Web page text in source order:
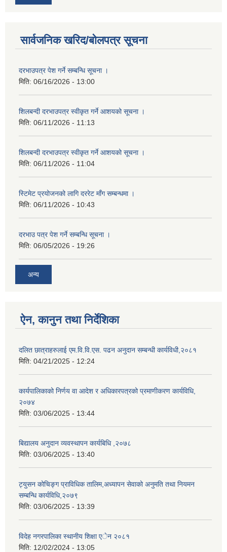
सार्वजनिक खरिद/बोलपत्र सूचना
दरभाउपत्र पेश गर्ने सम्बन्धि सूचना ।
मिति: 06/16/2026 - 13:00
शिलबन्दी दरभाउपत्र स्वीकृत गर्ने आशयको सूचना ।
मिति: 06/11/2026 - 11:13
शिलबन्दी दरभाउपत्र स्वीकृत गर्ने आशयको सूचना ।
मिति: 06/11/2026 - 11:04
स्टिमेट प्रयोजनको लागि दररेट माँग सम्बन्धमा ।
मिति: 06/11/2026 - 10:43
दरभाउ पत्र पेश गर्ने सम्बन्धि सूचना ।
मिति: 06/05/2026 - 19:26
अन्य
ऐन, कानुन तथा निर्देशिका
दलित छात्राहरुलाई एम.वि.वि.एस. पढन अनुदान सम्बन्धी कार्यविधी,२०८१
मिति: 04/21/2025 - 12:24
कार्यपालिकाको निर्णय वा आदेश र अधिकारपत्रको प्रमाणीकरण कार्यविधि,
२०७४
मिति: 03/06/2025 - 13:44
बिद्यालय अनुदान व्यवस्थापन कार्यबिधि ,२०७८
मिति: 03/06/2025 - 13:40
ट्युसन कोचिङ्ग प्राविधिक तालिम,अध्यापन सेवाको अनुमति तथा नियमन
सम्बन्धि कार्यविधि,२०७९
मिति: 03/06/2025 - 13:39
विदेह नगरपालिका स्थानीय शिक्षा एेन २०८१
मिति: 12/02/2024 - 13:05